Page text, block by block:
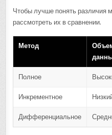
Чтобы лучше понять различия
рассмотреть их в сравнении.
Метод
Полное
Инкрементное
Дифференциальное